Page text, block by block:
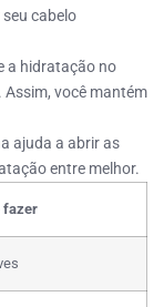
seu cabelo
a hidratação no
você mantém
ajuda a abrir as
entre melhor.
fazer